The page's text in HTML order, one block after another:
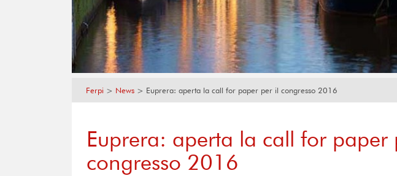
Ferpi > News > Euprera: aperta la call for paper per il congresso 2016
Euprera: aperta la call for paper
congresso 2016